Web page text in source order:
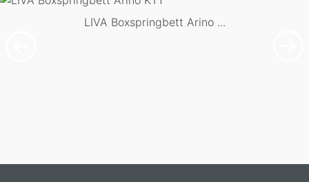
LIVA Boxspringbett Arino ...